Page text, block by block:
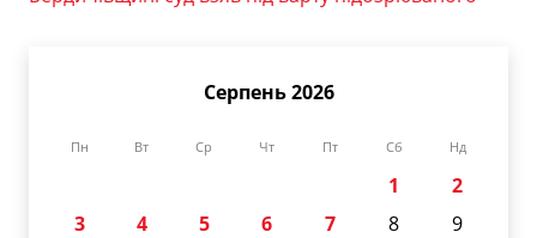
Серпень 2026
Пн Вт Ср Чт Пт Сб Нд
1
2
3
4 5 6 7 8
9